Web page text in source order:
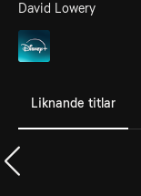
David Lowery
Liknande titlar